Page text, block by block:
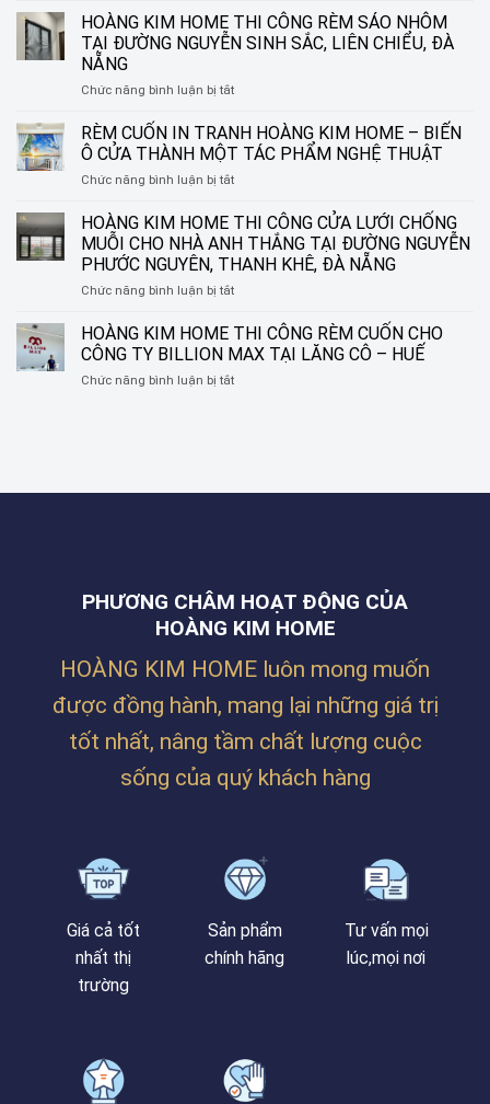
TỔ
ONG
TRÊN
–
PHÁP
TINH
TẾ
CHO
KHUNG
CỬA
HIỆN
HOÀNG KIM HOME THI CÔNG RÈM SÁO NHÔM
TẠI ĐƯỜNG NGUYỄN SINH SẮC, LIÊN CHIỂU, ĐÀ
NẴNG
Chức năng bình luận bị tắtở
KIM
HOME
THI
CÔNG
SÁO
NHÔM
TẠI
ĐƯỜNG
NGUYỄN
SẮC,
LIÊN
ĐÀ
RÈM CUỐN IN TRANH HOÀNG KIM HOME – BIẾN
Ô CỬA THÀNH MỘT TÁC PHẨM NGHỆ THUẬT
Chức năng bình luận bị tắtở
CUỐN
IN
TRANH
HOÀNG
KIM
–
BIẾN
Ô
CỬA
THUẬT
HOÀNG KIM HOME THI CÔNG CỬA LƯỚI CHỐNG
MUỖI CHO NHÀ ANH THẮNG TẠI ĐƯỜNG NGUYỄN
PHƯỚC NGUYÊN, THANH KHÊ, ĐÀ NẴNG
Chức năng bình luận bị tắtở
KIM
HOME
THI
CÔNG
NHÀ
PHƯỚC
NGUYÊN,
KHÊ,
ĐÀ
NẴNG
HOÀNG KIM HOME THI CÔNG RÈM CUỐN CHO
CÔNG TY BILLION MAX TẠI LĂNG CÔ – HUẾ
Chức năng bình luận bị tắtở
RÈM
MAX
TẠI
LĂNG
CÔ
–
PHƯƠNG CHÂM HOẠT ĐỘNG CỦA
HOÀNG KIM HOME
HOÀNG KIM HOME luôn mong muốn
được đồng hành, mang lại những giá trị
tốt nhất, nâng tầm chất lượng cuộc
sống của quý khách hàng
Giá cả tốt
nhất thị
trường
Sản phẩm
chính hãng
Tư vấn mọi
lúc,mọi nơi